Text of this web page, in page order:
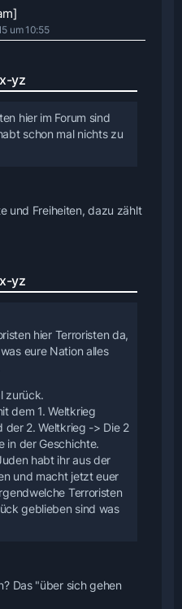
um 10:55
yz
hier im Forum sind
schon mal nichts zu
und Freiheiten, dazu zählt
yz
hier Terroristen da,
eure Nation alles
zurück.
dem 1. Weltkrieg
der 2. Weltkrieg -> Die 2
in der Geschichte.
habt ihr aus der
und macht jetzt euer
Terroristen
geblieben sind was
Das "über sich gehen